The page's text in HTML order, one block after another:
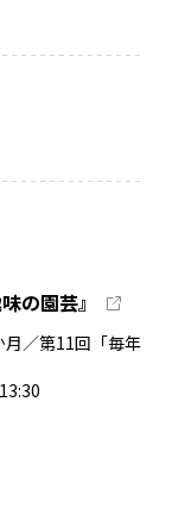
の園芸』
／第11回「毎年